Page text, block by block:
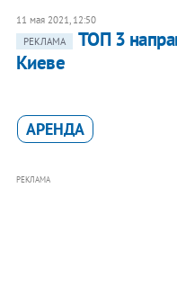
11 мая 2021, 12:50
РЕКЛАМА
ТОП 3
Киеве
АРЕНДА
РЕКЛАМА